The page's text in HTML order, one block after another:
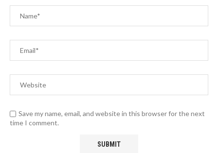
Save my name, email, and website in this browser for the next
time I comment.